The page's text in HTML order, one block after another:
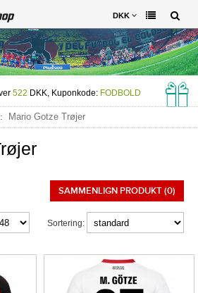
DKK
522 DKK, Kuponkode: FODBOLD
Mario Gotze Trøjer
SAMMENLIGN PRODUKT (0)
Sortering: